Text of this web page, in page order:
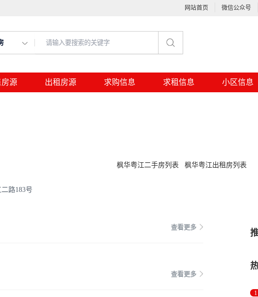
网站首页 微信公众号
源 出租房源 求购信息 求租信息 小区信息
路183号
枫华粤江二手房列表 枫华粤江出租房列表
查看更多
查看更多
1